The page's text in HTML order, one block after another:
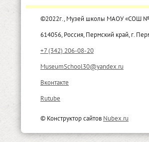
©2022г., Музей школы МАОУ «СОШ №
614056, Россия, Пермский край, г.
+7 (342) 206-08-20
MuseumSchool30@yandex.ru
Вконтакте
Rutube
© Конструктор сайтов Nubex.ru